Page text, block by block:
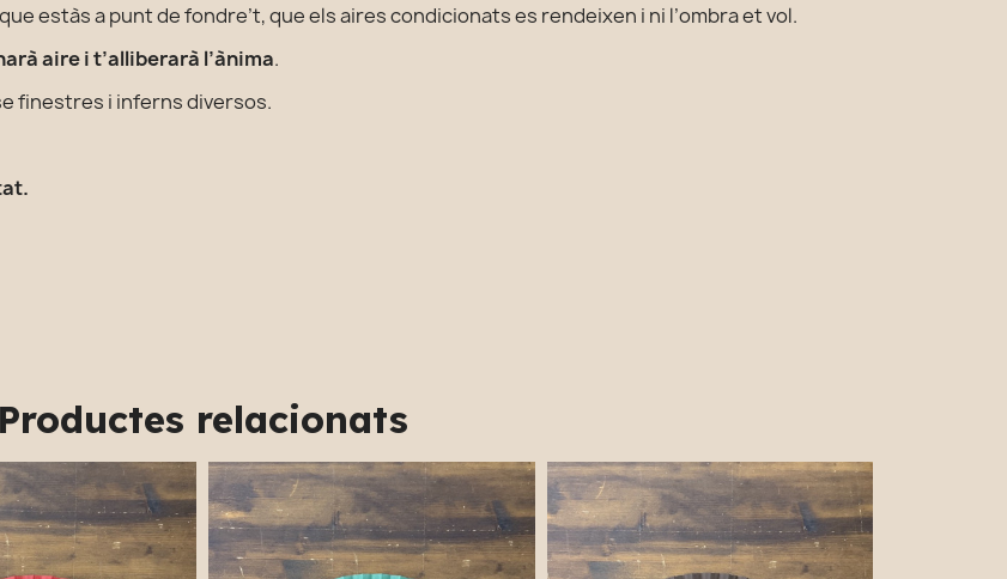
estàs a punt de fondre’t, que els aires condicionats es rendeixen i ni l’ombra et vol.
aire i t’alliberarà l’ànima.
finestres i inferns diversos.
Productes relacionats